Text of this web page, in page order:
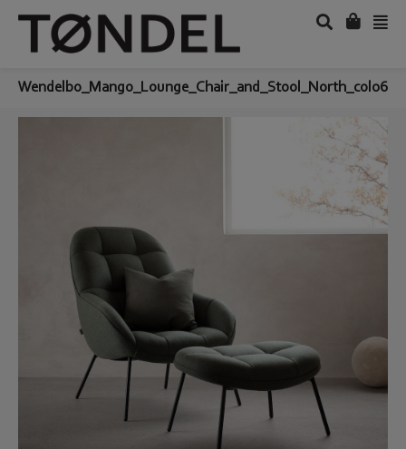
Wendelbo_Mango_Lounge_Chair_and_Stool_North_col06